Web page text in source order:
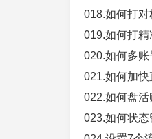
018.如何打
019.如何打
020.如何多账
021.如何加
022.如何盘活
023.如何状态